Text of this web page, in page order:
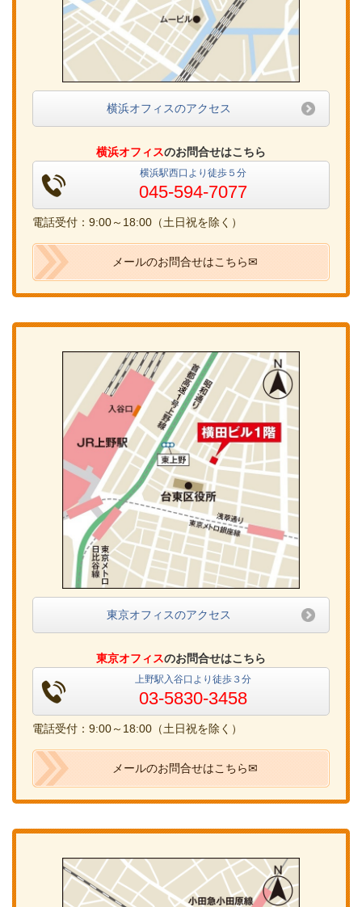
横浜オフィスのアクセス
横浜オフィスのお問合せはこちら
横浜駅西口より徒歩５分
045-594-7077
電話受付：9:00～18:00（土日祝を除く）
メールのお問合せはこちら✉
東京オフィスのアクセス
東京オフィスのお問合せはこちら
上野駅入谷口より徒歩３分
03-5830-3458
電話受付：9:00～18:00（土日祝を除く）
メールのお問合せはこちら✉